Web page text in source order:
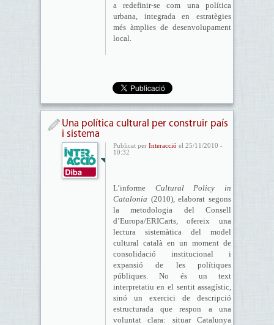
a redefinir-se com una política
urbana, integrada en estratègies
més àmplies de desenvolupament
local.
Una política cultural per construir país
i sistema
Publicat per Interacció el 25/11/2010 -
10:32
L’informe Cultural Policy in
Catalonia (2010), elaborat segons
la metodologia del Consell
d’Europa/ERICarts, ofereix una
lectura sistemàtica del model
cultural català en un moment de
consolidació institucional i
expansió de les polítiques
públiques. No és un text
interpretatiu en el sentit assagístic,
sinó un exercici de descripció
estructurada que respon a una
voluntat clara: situar Catalunya